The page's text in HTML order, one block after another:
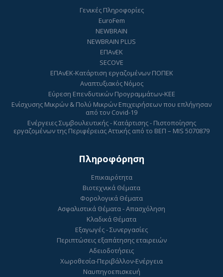
Γενικές Πληροφορίες
EuroFem
NEWBRAIN
NEWBRAIN PLUS
ΕΠΑνΕΚ
SECOVE
ΕΠΑνΕΚ-Κατάρτιση εργαζομένων ΠΟΠΕΚ
Αναπτυξιακός Νόμος
Εύρεση Επενδυτικών Προγραμμάτων-ΚΕΕ
Ενίσχυσης Μικρών & Πολύ Μικρών Επιχειρήσεων που επλήγησαν
από τον Covid-19
Ενέργειες Συμβουλευτικής - Κατάρτισης - Πιστοποίησης
εργαζομένων της Περιφέρειας Αττικής από το ΒΕΠ – MIS 5070879
Πληροφόρηση
Επικαιρότητα
Βιοτεχνικά Θέματα
Φορολογικά Θέματα
Ασφαλιστικά Θέματα - Απασχόληση
Κλαδικά Θέματα
Εξαγωγές - Συνεργασίες
Περιπτώσεις εξαπάτησης εταιρειών
Αδειοδοτήσεις
Χωροθεσία-Περιβάλλον-Ενέργεια
Ναυπηγοεπισκευή